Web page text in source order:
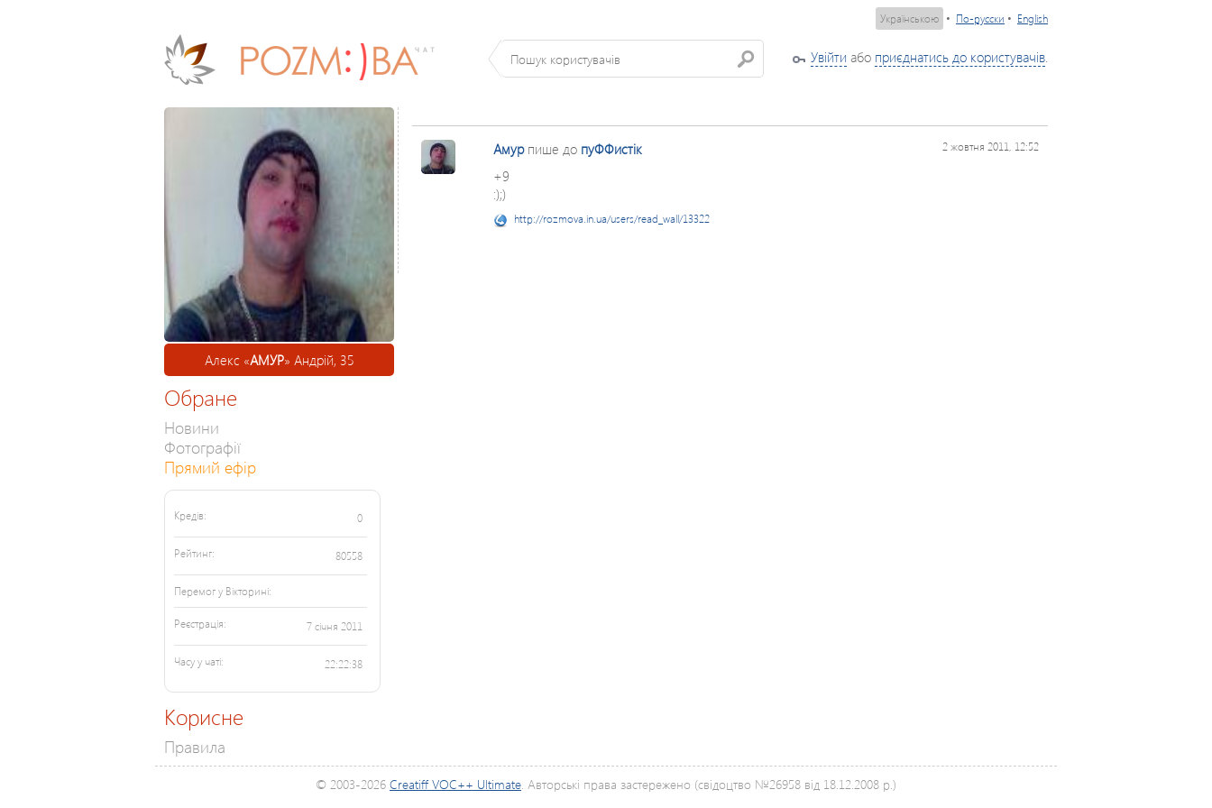
Українською • По-русски • English
Увійти або приєднатись до користувачів.
Алекс «АМУР» Андрій, 35
Обране
Новини
Фотографії
Прямий ефір
Кредів: 0
Рейтинг: 80558
Перемог у Вікторині:
Реєстрація: 7 січня 2011
Часу у чаті: 22:22:38
Корисне
Правила
Амурпише до пуФФистік 2 жовтня 2011, 12:52
+9
:);)
http://rozmova.in.ua/users/read_wall/13322
© 2003-2026 Creatiff VOC++ Ultimate. Авторські права застережено (свідоцтво №26958 від 18.12.2008 р.)